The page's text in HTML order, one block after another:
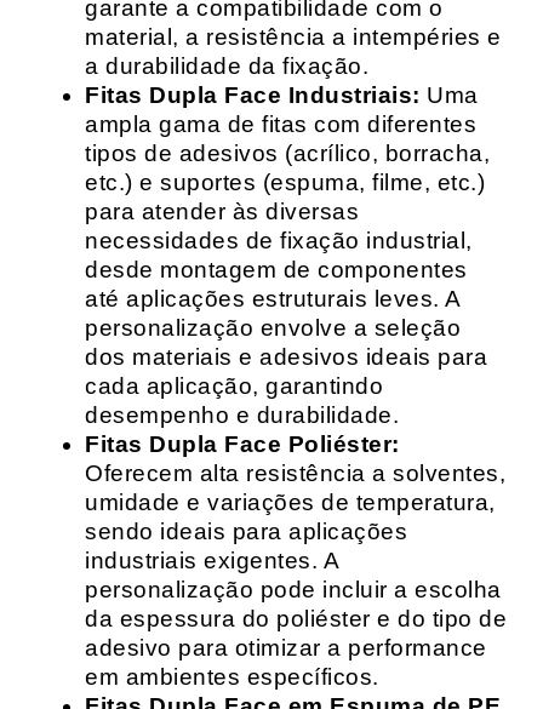
garante a compatibilidade com o
material, a resistência a intempéries e
a durabilidade da fixação.
Fitas Dupla Face Industriais: Uma
ampla gama de fitas com diferentes
tipos de adesivos (acrílico, borracha,
etc.) e suportes (espuma, filme, etc.)
para atender às diversas
necessidades de fixação industrial,
desde montagem de componentes
até aplicações estruturais leves. A
personalização envolve a seleção
dos materiais e adesivos ideais para
cada aplicação, garantindo
desempenho e durabilidade.
Fitas Dupla Face Poliéster:
Oferecem alta resistência a solventes,
umidade e variações de temperatura,
sendo ideais para aplicações
industriais exigentes. A
personalização pode incluir a escolha
da espessura do poliéster e do tipo de
adesivo para otimizar a performance
em ambientes específicos.